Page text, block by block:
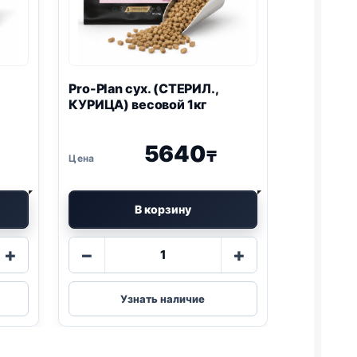
+
Pro-Planсух. (СТЕРИЛ.,
КУРИЦА) весовой 1кг
5640₸
В корзину
−
товара
Pro-
Plan
(СТЕРИЛ.,
+
Узнать наличие